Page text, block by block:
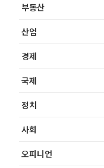
부동산
산업
경제
국제
정치
사회
오피니언